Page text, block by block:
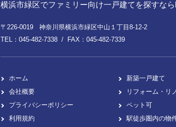
横浜市緑区でファミリー向け一戸建てを探すなら
〒226-0019 神奈川県横浜市緑区中山１丁目8-12-2
TEL：045-482-7338 / FAX：045-482-7339
ホーム
会社概要
プライバシーポリシー
利用規約
新築一戸建て
リフォーム・リ
ペット可
駅徒歩圏内の物